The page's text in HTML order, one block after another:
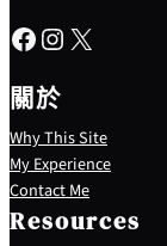
Facebook Instagram X
關於
Why This Site
My Experience
Contact Me
Resources